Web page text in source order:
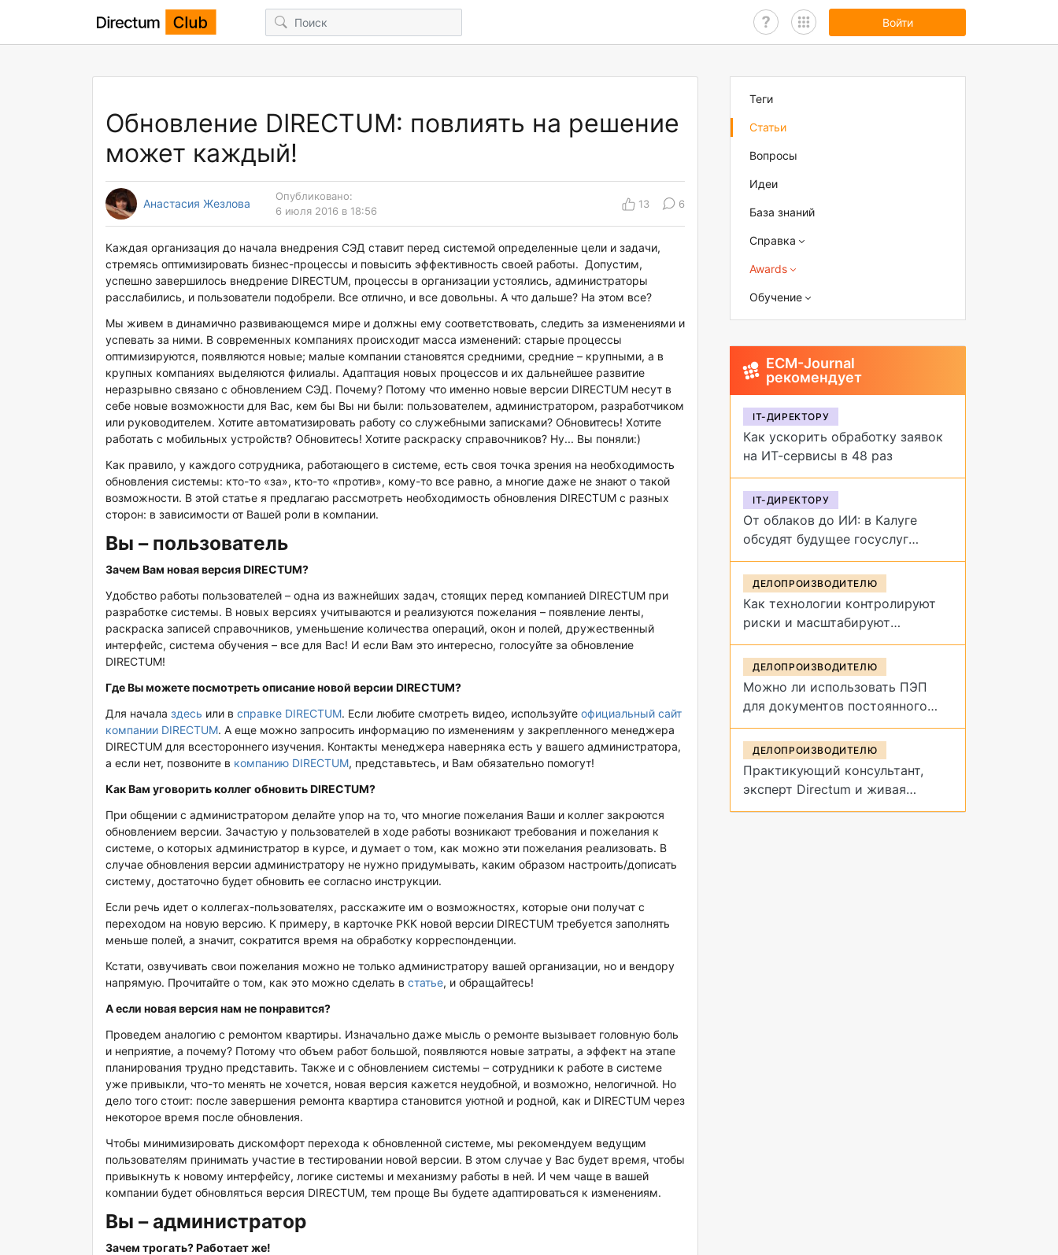
Войти
Обновление DIRECTUM: повлиять на решение
может каждый!
Анастасия Жезлова
Опубликовано:
6 июля 2016 в 18:56
13 6
Каждая организация до начала внедрения СЭД ставит перед системой определенные цели и задачи,
стремясь оптимизировать бизнес-процессы и повысить эффективность своей работы. Допустим,
успешно завершилось внедрение DIRECTUM, процессы в организации устоялись, администраторы
расслабились, и пользователи подобрели. Все отлично, и все довольны. А что дальше? На этом все?
Мы живем в динамично развивающемся мире и должны ему соответствовать, следить за изменениями и
успевать за ними. В современных компаниях происходит масса изменений: старые процессы
оптимизируются, появляются новые; малые компании становятся средними, средние – крупными, а в
крупных компаниях выделяются филиалы. Адаптация новых процессов и их дальнейшее развитие
неразрывно связано с обновлением СЭД. Почему? Потому что именно новые версии DIRECTUM несут в
себе новые возможности для Вас, кем бы Вы ни были: пользователем, администратором, разработчиком
или руководителем. Хотите автоматизировать работу со служебными записками? Обновитесь! Хотите
работать с мобильных устройств? Обновитесь! Хотите раскраску справочников? Ну... Вы поняли:)
Как правило, у каждого сотрудника, работающего в системе, есть своя точка зрения на необходимость
обновления системы: кто-то «за», кто-то «против», кому-то все равно, а многие даже не знают о такой
возможности. В этой статье я предлагаю рассмотреть необходимость обновления DIRECTUM с разных
сторон: в зависимости от Вашей роли в компании.
Вы – пользователь
Зачем Вам новая версия DIRECTUM?
Удобство работы пользователей – одна из важнейших задач, стоящих перед компанией DIRECTUM при
разработке системы. В новых версиях учитываются и реализуются пожелания – появление ленты,
раскраска записей справочников, уменьшение количества операций, окон и полей, дружественный
интерфейс, система обучения – все для Вас! И если Вам это интересно, голосуйте за обновление
DIRECTUM!
Где Вы можете посмотреть описание новой версии DIRECTUM?
Для начала здесь или в справке DIRECTUM. Если любите смотреть видео, используйте официальный сайт
компании DIRECTUM. А еще можно запросить информацию по изменениям у закрепленного менеджера
DIRECTUM для всестороннего изучения. Контакты менеджера наверняка есть у вашего администратора,
а если нет, позвоните в компанию DIRECTUM, представьтесь, и Вам обязательно помогут!
Как Вам уговорить коллег обновитьDIRECTUM?
При общении с администратором делайте упор на то, что многие пожелания Ваши и коллег закроются
обновлением версии. Зачастую у пользователей в ходе работы возникают требования и пожелания к
системе, о которых администратор в курсе, и думает о том, как можно эти пожелания реализовать. В
случае обновления версии администратору не нужно придумывать, каким образом настроить/дописать
систему, достаточно будет обновить ее согласно инструкции.
Если речь идет о коллегах-пользователях, расскажите им о возможностях, которые они получат с
переходом на новую версию. К примеру, в карточке РКК новой версии DIRECTUM требуется заполнять
меньше полей, а значит, сократится время на обработку корреспонденции.
Кстати, озвучивать свои пожелания можно не только администратору вашей организации, но и вендору
напрямую. Прочитайте о том, как это можно сделать в статье, и обращайтесь!
А если новая версия нам не понравится?
Проведем аналогию с ремонтом квартиры. Изначально даже мысль о ремонте вызывает головную боль
и неприятие, а почему? Потому что объем работ большой, появляются новые затраты, а эффект на этапе
планирования трудно представить. Также и с обновлением системы – сотрудники к работе в системе
уже привыкли, что-то менять не хочется, новая версия кажется неудобной, и возможно, нелогичной. Но
дело того стоит: после завершения ремонта квартира становится уютной и родной, как и DIRECTUM через
некоторое время после обновления.
Чтобы минимизировать дискомфорт перехода к обновленной системе, мы рекомендуем ведущим
пользователям принимать участие в тестировании новой версии. В этом случае у Вас будет время, чтобы
привыкнуть к новому интерфейсу, логике системы и механизму работы в ней. И чем чаще в вашей
компании будет обновляться версия DIRECTUM, тем проще Вы будете адаптироваться к изменениям.
Вы – администратор
Зачем трогать? Работает же!
Теги
Статьи
Вопросы
Идеи
База знаний
Справка
Awards
Обучение
ECM-Journal
рекомендует
IT-ДИРЕКТОРУ
Как ускорить обработку заявок
на ИТ-сервисы в 48 раз
IT-ДИРЕКТОРУ
От облаков до ИИ: в Калуге
обсудят будущее госуслуг
на форуме «Цифровая
эволюция»
ДЕЛОПРОИЗВОДИТЕЛЮ
Как технологии контролируют
риски и масштабируют
управление договорами
ДЕЛОПРОИЗВОДИТЕЛЮ
Можно ли использовать ПЭП
для документов постоянного
срока хранения?
ДЕЛОПРОИЗВОДИТЕЛЮ
Практикующий консультант,
эксперт Directum и живая
демонстрация архивных